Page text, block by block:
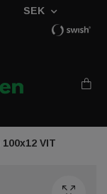
SEK
VIT